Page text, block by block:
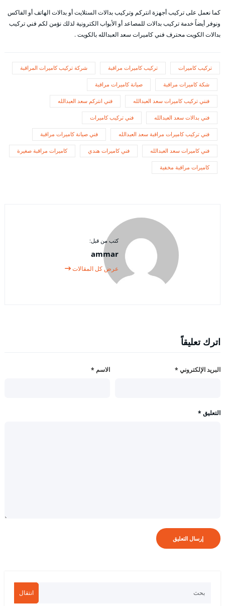
كما نعمل على تركيب أجهزة انتركم وتركيب بدالات الستلايت أو بدالات الهاتف أو الفاكس
ونوفر أيضاً خدمة تركيب بدالات للمصاعد أو الأبواب الكترونية لذلك نؤمن لكم فني تركيب
بدالات الكويت محترف فني كاميرات سعد العبدالله بالكويت .
تركيب كاميرات تركيب كاميرات مراقبة شركة تركيب كاميرات المراقبة
شكة كاميرات مراقبة صيانة كاميرات مراقبة
فنني تركيب كاميرات سعد العبدالله فني انتركم سعد العبدالله
فني بدالات سعد العبدالله فني تركيب كاميرات
فني تركيب كاميرات مراقبة سعد العبدالله فني صيانة كاميرات مراقبة
فني كاميرات سعد العبدالله فني كاميرات هندي كاميرات مراقبة صغيرة
كاميرات مراقبة مخفية
كتب من قبل:
ammar
عرض كل المقالات
اترك تعليقاً
الاسم * البريد الإلكتروني *
التعليق *
انتقال